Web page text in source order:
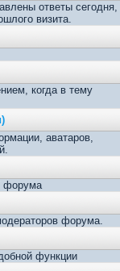
ответы сегодня,
визита.
когда в тему
аватаров,
форума
форума.
функции